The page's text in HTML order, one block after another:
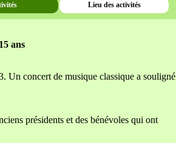
▼
Lieu des activités
ans
Un concert de musique classique a souligné
présidents et des bénévoles qui ont